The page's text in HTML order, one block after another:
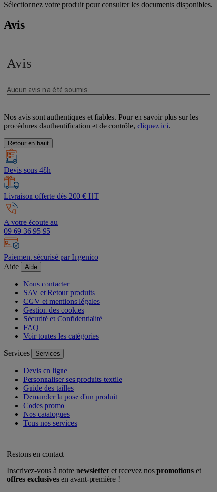
Sélectionnez votre produit pour consulter les documents disponibles.
Avis
Nos avis sont authentiques et fiables. Pour en savoir plus sur les
procédures dauthentification et de contrôle, cliquez ici.
Retour en haut
Devis sous 48h
Livraison offerte dès 200 € HT
A votre écoute au
09 69 36 95 95
Paiement sécurisé par Ingenico
Aide
Aide
Nous contacter
SAV et Retour produits
CGV et mentions légales
Gestion des cookies
Sécurité et Confidentialité
FAQ
Voir toutes les catégories
Services Services
Devis en ligne
Personnaliser ses produits textile
Guide des tailles
Demander la pose d'un produit
Codes promo
Nos catalogues
Tous nos services
Restons en contact
Inscrivez-vous à notre newsletter et recevez nos promotions et
offres exclusives en avant-première !